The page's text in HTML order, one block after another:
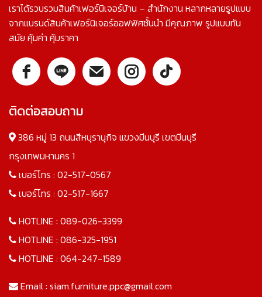
เราได้รวบรวมสินค้าเฟอร์นิเจอร์บ้าน – สำนักงาน หลากหลายรูปแบบ
จากแบรนด์สินค้าเฟอร์นิเจอร์ออฟฟิศชั้นนำ มีคุณภาพ รูปแบบทัน
สมัย คุ้มค่า คุ้มราคา
ติดต่อสอบถาม
386 หมู่ 13 ถนนสีหบุรานุกิจ แขวงมีนบุรี เขตมีนบุรี
กรุงเทพมหานคร 1
เบอร์โทร : 02-517-0567
เบอร์โทร : 02-517-1667
HOTLINE : 089-026-3399
HOTLINE : 086-325-1951
HOTLINE : 064-247-1589
Email : siam.furniture.ppc@gmail.com